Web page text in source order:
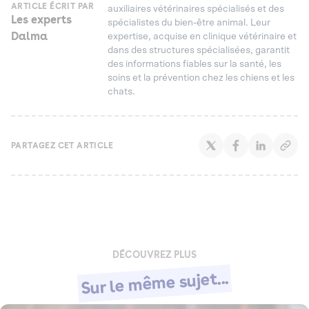
ARTICLE ÉCRIT PAR
Les experts
Dalma
auxiliaires vétérinaires spécialisés et des
spécialistes du bien-être animal. Leur
expertise, acquise en clinique vétérinaire et
dans des structures spécialisées, garantit
des informations fiables sur la santé, les
soins et la prévention chez les chiens et les
chats.
PARTAGEZ CET ARTICLE
DÉCOUVREZ PLUS
Sur le même sujet...